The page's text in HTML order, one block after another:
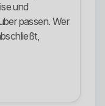
und
passen. Wer